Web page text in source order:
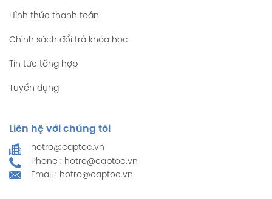
Hình thức thanh toán
Chính sách đổi trả khóa học
Tin tức tổng hợp
Tuyển dụng
Liên hệ với chúng tôi
hotro@captoc.vn
Phone : hotro@captoc.vn
Email : hotro@captoc.vn